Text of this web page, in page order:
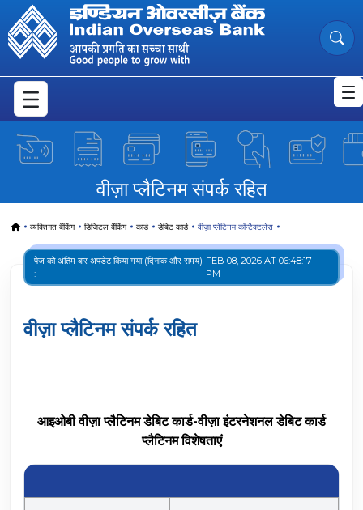
Skip to Main Content
IOB Visa Platinum Contactless
वीज़ा प्लैटिनम संपर्क रहित
Homeव्यक्तिगत बैंकिंग डिजिटल बैंकिंग कार्ड डेबिट कार्ड वीज़ा प्लेटिनम कॉन्टैक्टलेस
पेज को अंतिम बार अपडेट किया गया (दिनांक और समय)
:
FEB 08, 2026 AT 06:48:17
PM
वीज़ा प्लैटिनम संपर्क रहित
आइओबी वीज़ा प्लैटिनम डेबिट कार्ड-वीज़ा इंटरनेशनल डेबिट कार्ड
प्लैटिनम विशेषताएं